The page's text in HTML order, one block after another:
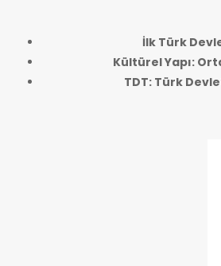
İlk Türk
Kültürel Yapı:
TDT: Türk